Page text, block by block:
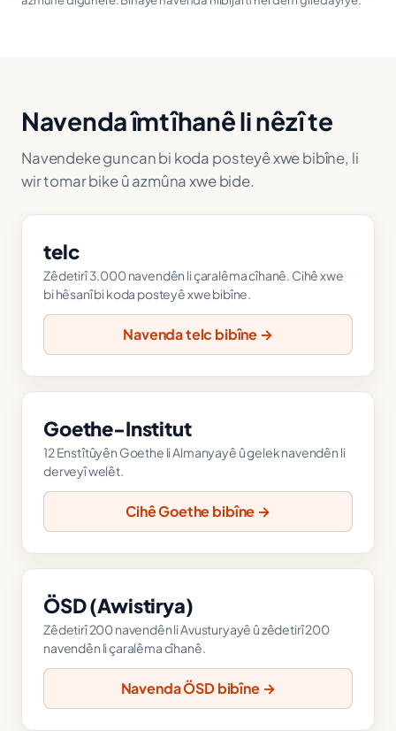
Navenda îmtîhanê li nêzî te
Navendeke guncan bi koda posteyê xwe bibîne, li
wir tomar bike û azmûna xwe bide.
telc
Zêdetirî 3.000 navendên li çaralêma cîhanê. Cihê xwe
bi hêsanî bi koda posteyê xwe bibîne.
Navenda telc bibîne →
Goethe-Institut
12 Enstîtûyên Goethe li Almanyayê û gelek navendên li
derveyî welêt.
Cihê Goethe bibîne →
ÖSD (Awistirya)
Zêdetirî 200 navendên li Avusturyayê û zêdetirî 200
navendên li çaralêma cîhanê.
Navenda ÖSD bibîne →